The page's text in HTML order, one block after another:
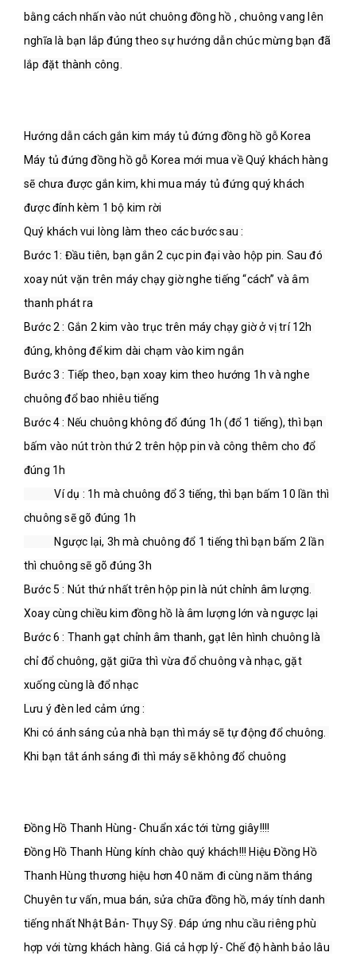
bằng cách nhấn vào nút chuông đồng hồ , chuông vang lên
nghĩa là bạn lắp đúng theo sự hướng dẫn chúc mừng bạn đã
lắp đặt thành công.
Hướng dẫn cách gắn kim máy tủ đứng đồng hồ gỗ Korea
Máy tủ đứng đồng hồ gỗ Korea mới mua về Quý khách hàng
sẽ chưa được gắn kim, khi mua máy tủ đứng quý khách
được đính kèm 1 bộ kim rời
Quý khách vui lòng làm theo các bước sau :
Bước 1: Đầu tiên, bạn gắn 2 cục pin đại vào hộp pin. Sau đó
xoay nút vặn trên máy chạy giờ nghe tiếng “cách” và âm
thanh phát ra
Bước 2 : Gắn 2 kim vào trục trên máy chạy giờ ở vị trí 12h
đúng, không để kim dài chạm vào kim ngắn
Bước 3 : Tiếp theo, bạn xoay kim theo hướng 1h và nghe
chuông đổ bao nhiêu tiếng
Bước 4 : Nếu chuông không đổ đúng 1h (đổ 1 tiếng), thì bạn
bấm vào nút tròn thứ 2 trên hộp pin và công thêm cho đổ
đúng 1h
            Ví dụ : 1h mà chuông đổ 3 tiếng, thì bạn bấm 10 lần thì
chuông sẽ gõ đúng 1h
thì chuông sẽ gõ đúng 3h
Bước 5 : Nút thứ nhất trên hộp pin là nút chỉnh âm lượng.
Xoay cùng chiều kim đồng hồ là âm lượng lớn và ngược lại
Bước 6 : Thanh gạt chỉnh âm thanh, gạt lên hình chuông là
chỉ đổ chuông, gặt giữa thì vừa đổ chuông và nhạc, gặt
xuống cùng là đổ nhạc
Lưu ý đèn led cảm ứng :
Khi có ánh sáng của nhà bạn thì máy sẽ tự động đổ chuông.
Khi bạn tắt ánh sáng đi thì máy sẽ không đổ chuông
Đồng Hồ Thanh Hùng- Chuẩn xác tới từng giây!!!!
Đồng Hồ Thanh Hùng kính chào quý khách!!! Hiệu Đồng Hồ
Thanh Hùng thương hiệu hơn 40 năm đi cùng năm tháng
Chuyên tư vấn, mua bán, sửa chữa đồng hồ, máy tính danh
tiếng nhất Nhật Bản- Thụy Sỹ. Đáp ứng nhu cầu riêng phù
hợp với từng khách hàng. Giá cả hợp lý- Chế độ hành bảo lâu